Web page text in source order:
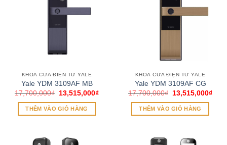
KHOÁ CỬA ĐIỆN TỬ YALE
Yale YDM 3109AF MB
17,700,000₫
Giá
gốc
là:
17,700,000₫.
13,515,000₫Giá
THÊM VÀO GIỎ HÀNG
KHOÁ CỬA ĐIỆN TỬ YALE
Yale YDM 3109AF CG
17,700,000₫
Giá
gốc
là:
17,700,000₫.
13,515,000₫Giá
THÊM VÀO GIỎ HÀNG